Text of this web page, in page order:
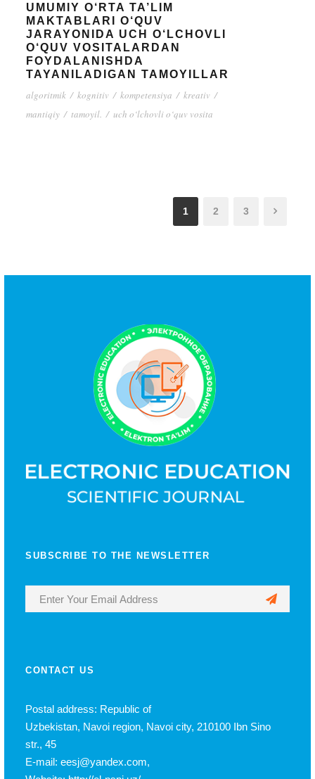
UMUMIY O‘RTA TA’LIM
MAKTABLARI O‘QUV
JARAYONIDA UCH O‘LCHOVLI
O‘QUV VOSITALARDAN
FOYDALANISHDA
TAYANILADIGAN TAMOYILLAR
algoritmik / kognitiv / kompetensiya / kreativ /
mantiqiy / tamoyil. / uch o‘lchovli o‘quv vosita
1 2 3
SUBSCRIBE TO THE NEWSLETTER
CONTACT US
Postal address: Republic of
Uzbekistan, Navoi region, Navoi city, 210100 Ibn Sino
str., 45
E-mail: eesj@yandex.com,